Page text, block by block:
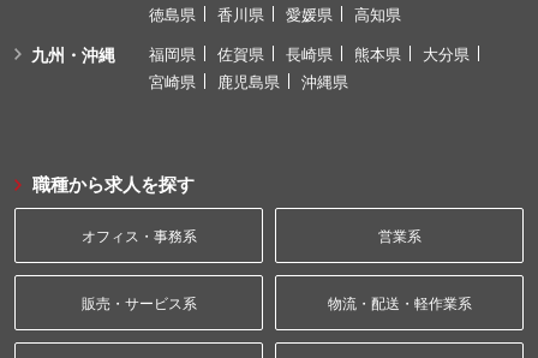
徳島県
香川県 愛媛県 高知県
九州・沖縄 福岡県 佐賀県 長崎県 熊本県
大分県
宮崎県
鹿児島県 沖縄県
職種から求人を探す
オフィス・事務系 営業系
販売・サービス系 物流・配送・軽作業系